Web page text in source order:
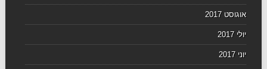
אוגוסט 2017
יולי 2017
יוני 2017